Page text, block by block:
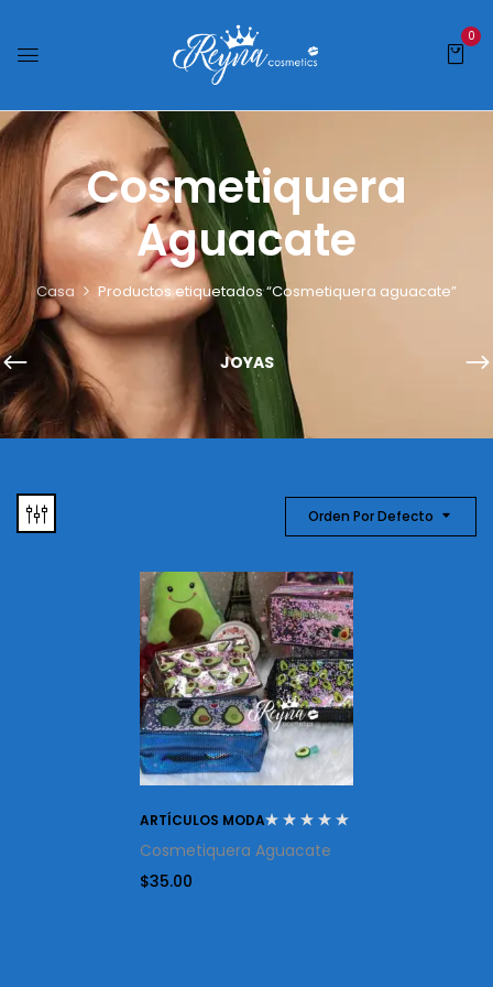
0
Cosmetiquera
Aguacate
Casa Productos etiquetados “Cosmetiquera aguacate”
JOYAS
Orden Por Defecto
ARTÍCULOS MODA
Cosmetiquera Aguacate
$35.00